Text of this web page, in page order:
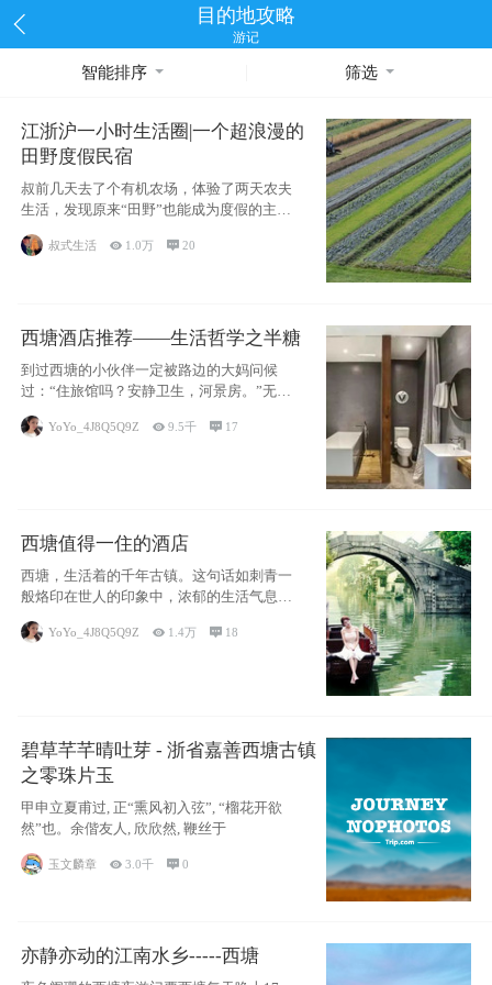
目的地攻略
游记
智能排序 筛选
江浙沪一小时生活圈|一个超浪漫的
田野度假民宿
叔前几天去了个有机农场，体验了两天农夫
生活，发现原来“田野”也能成为度假的主旋
律。江
叔式生活  1.0万 20
西塘酒店推荐——生活哲学之半糖
到过西塘的小伙伴一定被路边的大妈问候
过：“住旅馆吗？安静卫生，河景房。”无意
YoYo_4J8Q5Q9Z 9.5千  17
西塘值得一住的酒店
西塘，生活着的千年古镇。这句话如刺青一
般烙印在世人的印象中，浓郁的生活气息，
小桥流水
YoYo_4J8Q5Q9Z  1.4万  18
碧草芊芊晴吐芽 - 浙省嘉善西塘古镇
之零珠片玉
甲申立夏甫过, 正“熏风初入弦”, “榴花开欲
然”也。余偕友人, 欣欣然, 鞭丝于
玉文麟章  3.0千 0
亦静亦动的江南水乡-----西塘